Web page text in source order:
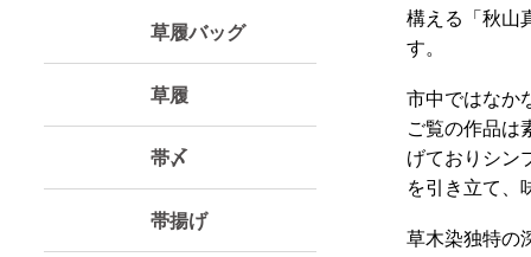
構える「秋山
す。
市中ではなか
ご覧の作品は
げておりシン
を引き立て、
草木染独特の
草履バッグ
草履
帯〆
帯揚げ